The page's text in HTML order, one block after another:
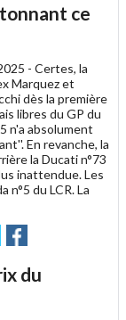
ce
- Certes, la
Marquez et
dès la première
libres du GP du
n'a absolument
En revanche, la
la Ducati n°73
inattendue. Les
du LCR. La
Partager
sur
du